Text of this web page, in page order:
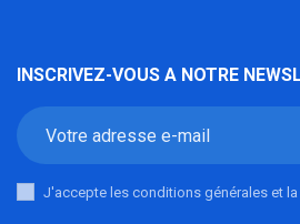
INSCRIVEZ-VOUS A NOTRE
J'accepte les conditions générales et